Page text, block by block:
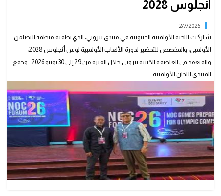
أنجلوس 2028
2/7/2026
شاركت اللجنة الأولمبية الجيبوتية في منتدى نيروبي، الذي نظمته منظمة التضامن
الأولمبي، والمخصص للتحضير لدورة الألعاب الأولمبية لوس أنجلوس 2028،
والمنعقد في العاصمة الكينية نيروبي خلال الفترة من 29 إلى 30 يونيو 2026. وجمع
المنتدى اللجان الأولمبية...